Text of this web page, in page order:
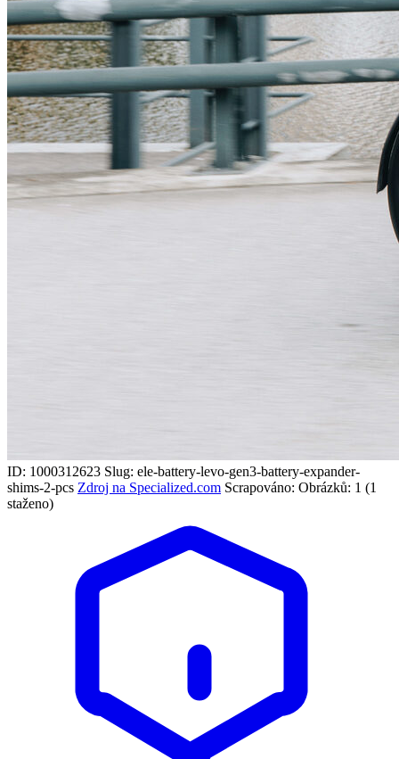
ID: 1000312623 Slug: ele-battery-levo-gen3-battery-expander-
shims-2-pcs Zdroj na Specialized.com Scrapováno: Obrázků: 1 (1
staženo)